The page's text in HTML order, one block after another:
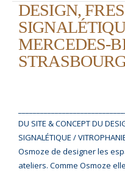
DESIGN,
MERCEDES-
DU SITE & CONCEPT DU
SIGNALÉTIQUE /
Osmoze de designer les
ateliers. Comme Osmoze